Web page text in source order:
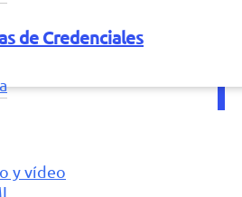
de Credenciales
y vídeo